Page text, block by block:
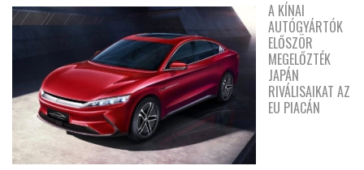
A KÍNAI
AUTÓGYÁRTÓK
ELŐSZÖR
MEGELŐZTÉK
JAPÁN
RIVÁLISAIKAT AZ
EU PIACÁN